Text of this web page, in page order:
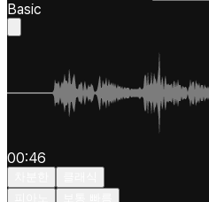
Basic
00:46